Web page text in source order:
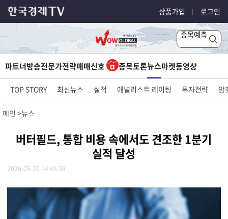
상품가입 로그인
종목예측
파트너방송전문가전략매매신호 종목토론뉴스마켓동영상
TOP STORY 최신뉴스 실적 애널리스트 레이팅 투자전략 암
메인 뉴스
버터필드, 통합 비용 속에서도 견조한 1분기
실적 달성
2026-05-20 14:45:38